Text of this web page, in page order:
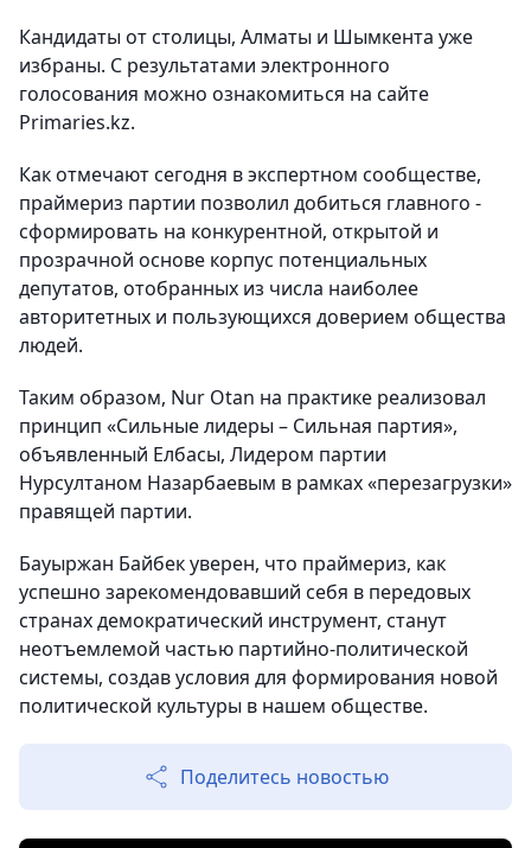
Кандидаты от столицы, Алматы и Шымкента уже
избраны. С результатами электронного
голосования можно ознакомиться на сайте
Primaries.kz.
Как отмечают сегодня в экспертном сообществе,
праймериз партии позволил добиться главного -
сформировать на конкурентной, открытой и
прозрачной основе корпус потенциальных
депутатов, отобранных из числа наиболее
авторитетных и пользующихся доверием общества
людей.
Таким образом, Nur Otan на практике реализовал
принцип «Сильные лидеры – Сильная партия»,
объявленный Елбасы, Лидером партии
Нурсултаном Назарбаевым в рамках «перезагрузки»
правящей партии.
Бауыржан Байбек уверен, что праймериз, как
успешно зарекомендовавший себя в передовых
странах демократический инструмент, станут
неотъемлемой частью партийно-политической
системы, создав условия для формирования новой
политической культуры в нашем обществе.
Поделитесь новостью